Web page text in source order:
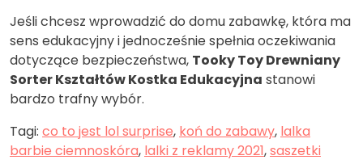
Jeśli chcesz wprowadzić do domu zabawkę, która ma
sens edukacyjny i jednocześnie spełnia oczekiwania
dotyczące bezpieczeństwa, Tooky Toy Drewniany
Sorter Kształtów Kostka Edukacyjna stanowi
bardzo trafny wybór.
Tagi: co to jest lol surprise, koń do zabawy, lalka
barbie ciemnoskóra, lalki z reklamy 2021,saszetki